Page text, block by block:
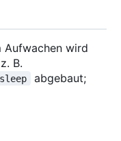
Aufwachen wird
B.
abgebaut;